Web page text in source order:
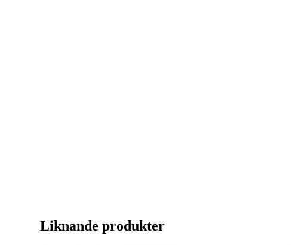
Liknande produkter